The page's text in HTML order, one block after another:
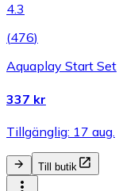
4.3
(476)
Aquaplay Start Set
337 kr
Tillgänglig: 17 aug.
Till butik